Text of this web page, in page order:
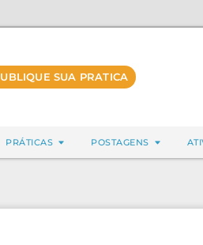
SUA PRATICA
PRÁTICAS POSTAGENS